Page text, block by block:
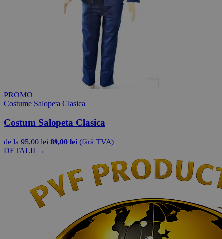
PROMO
Costume Salopeta Clasica
Costum Salopeta Clasica
de la 95,00 lei 89,00 lei (fără TVA)
DETALII →